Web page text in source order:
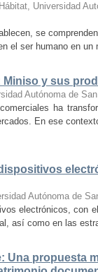
Universidad
se
el ser humano en
Miniso y sus
Autónoma de
ha
En ese
Autónoma de
electrónicos, con
así como en las
Una propuesta